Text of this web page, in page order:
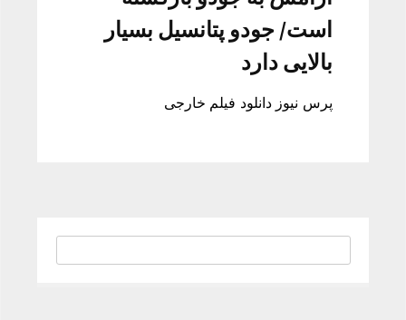
است/ جودو پتانسیل بسیار
بالایی دارد
پرس نیوز دانلود فیلم خارجی